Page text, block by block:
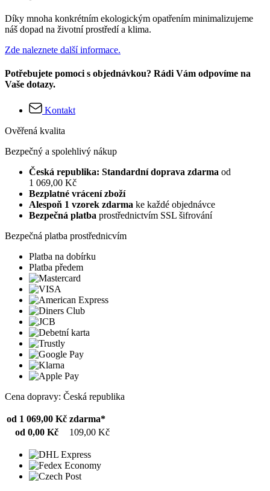
Díky mnoha konkrétním ekologickým opatřením minimalizujeme
náš dopad na životní prostředí a klima.
Zde naleznete další informace.
Potřebujete pomoci s objednávkou? Rádi Vám odpovíme na
Vaše dotazy.
Kontakt
Ověřená kvalita
Bezpečný a spolehlivý nákup
Česká republika: Standardní doprava zdarma od
1 069,00 Kč
Bezplatné vrácení zboží
Alespoň 1 vzorek zdarma ke každé objednávce
Bezpečná platba prostřednictvím SSL šifrování
Bezpečná platba prostřednicvím
Platba na dobírku
Platba předem
Cena dopravy: Česká republika
od 1 069,00 Kč zdarma*
od 0,00 Kč
109,00 Kč